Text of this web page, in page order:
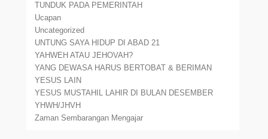
TUNDUK PADA PEMERINTAH
Ucapan
Uncategorized
UNTUNG SAYA HIDUP DI ABAD 21
YAHWEH ATAU JEHOVAH?
YANG DEWASA HARUS BERTOBAT & BERIMAN
YESUS LAIN
YESUS MUSTAHIL LAHIR DI BULAN DESEMBER
YHWH/JHVH
Zaman Sembarangan Mengajar